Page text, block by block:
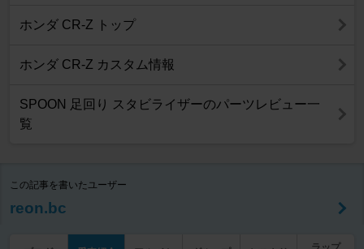
ホンダ CR-Z トップ
ホンダ CR-Z カスタム情報
SPOON 足回り スタビライザーのパーツレビュー一
覧
この記事を書いたユーザー
reon.bc